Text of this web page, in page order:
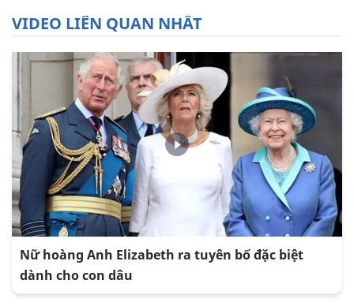
VIDEO LIÊN QUAN NHẤT
Nữ hoàng Anh Elizabeth ra tuyên bố đặc biệt
dành cho con dâu